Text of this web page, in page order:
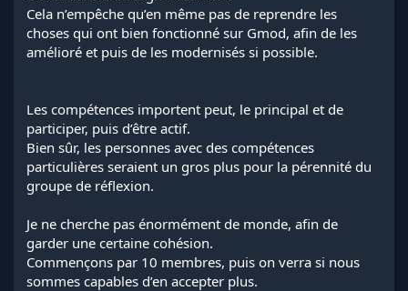
o
n
Cela n’empêche qu’en même pas de reprendre les
choses qui ont bien fonctionné sur Gmod, afin de les
amélioré et puis de les modernisés si possible.
Les compétences importent peut, le principal et de
participer, puis d’être actif.
Bien sûr, les personnes avec des compétences
particulières seraient un gros plus pour la pérennité du
groupe de réflexion.
Je ne cherche pas énormément de monde, afin de
garder une certaine cohésion.
Commençons par 10 membres, puis on verra si nous
sommes capables d’en accepter plus.